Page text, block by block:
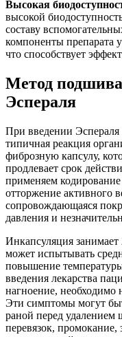
Высокая
высокой
составу
компоненты препарата
что способствует
Метод
Эспераля
При введении
типичная реакция
фиброзную капсулу,
продлевает срок
применяем
отторжение активного
сопровождающаяся
давления и
Инкапсуляция
может испытывать
повышение
введения лекарства
нагноение, необходимо
Эти симптомы могут
раной перед удалением
перевязок, промокание,